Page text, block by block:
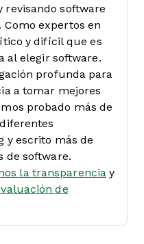
revisando software
Como expertos en
y difícil que es
al elegir software.
profunda para
a tomar mejores
probado más de
y escrito más de
de software.
la transparencia y
de